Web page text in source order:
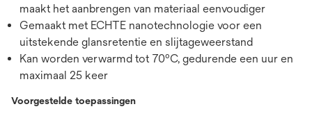
maakt het aanbrengen van materiaal eenvoudiger
Gemaakt met ECHTE nanotechnologie voor een
uitstekende glansretentie en slijtageweerstand
Kan worden verwarmd tot 70ºC, gedurende een uur en
maximaal 25 keer
Voorgestelde toepassingen